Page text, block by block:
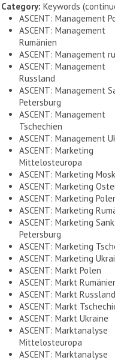
Category: Keywords
ASCENT: Management
ASCENT: Management
Rumänien
ASCENT: Management
ASCENT: Management
Russland
ASCENT: Management
Petersburg
ASCENT: Management
Tschechien
ASCENT: Management
ASCENT: Marketing
Mittelosteuropa
ASCENT: Marketing
ASCENT: Marketing
ASCENT: Marketing
ASCENT: Marketing
ASCENT: Marketing
Petersburg
ASCENT: Marketing
ASCENT: Marketing
ASCENT: Markt Polen
ASCENT: Markt
ASCENT: Markt Russland
ASCENT: Markt
ASCENT: Markt Ukraine
ASCENT: Marktanalyse
Mittelosteuropa
ASCENT: Marktanalyse